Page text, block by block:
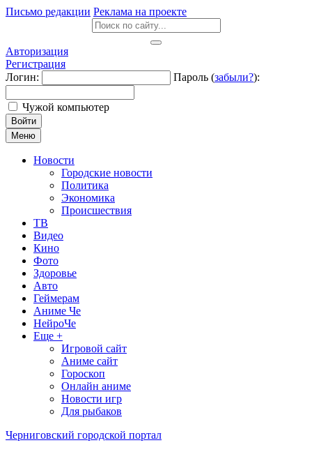
Письмо редакции Реклама на проекте
Авторизация
Регистрация
Логин:
Пароль (забыли?):
Чужой компьютер
Войти
Меню
Новости
Городские новости
Политика
Экономика
Происшествия
ТВ
Видео
Кино
Фото
Здоровье
Авто
Геймерам
Аниме Че
НейроЧе
Еще +
Игровой сайт
Аниме сайт
Гороскоп
Онлайн аниме
Новости игр
Для рыбаков
Черниговский городской портал